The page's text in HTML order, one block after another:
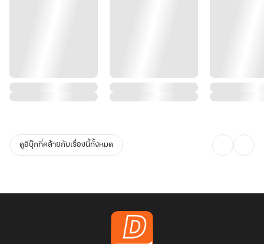
ดูอีบุ๊กที่คล้ายกับเรื่องนี้ทั้งหมด